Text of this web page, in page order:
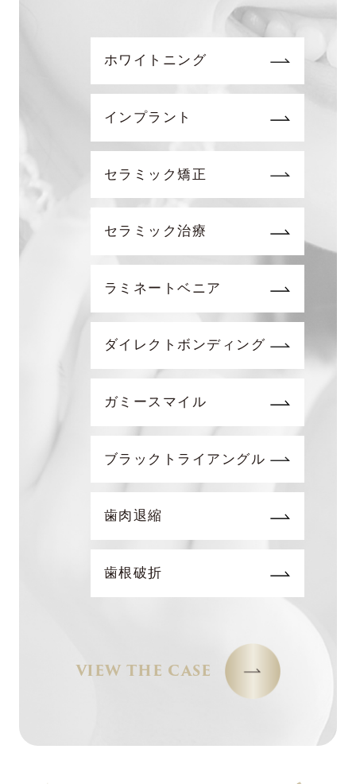
ホワイトニング
インプラント
セラミック矯正
セラミック治療
ラミネートベニア
ダイレクトボンディング
ガミースマイル
ブラックトライアングル
歯肉退縮
歯根破折
VIEW THE CASE